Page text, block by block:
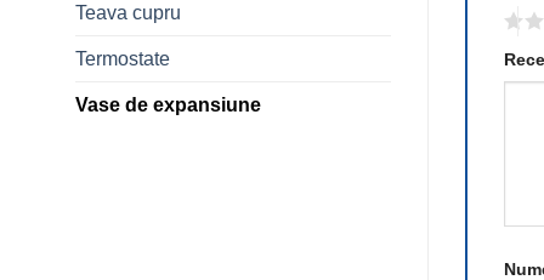
Teava cupru
Termostate
Vase de expansiune